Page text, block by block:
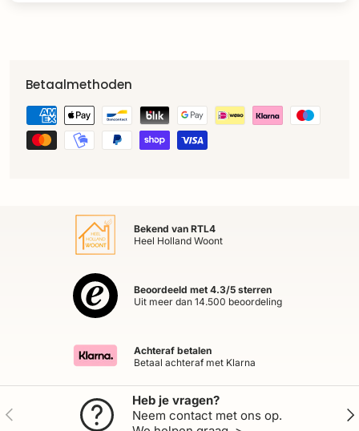
Betaalmethoden
Bekend van RTL4
Heel Holland Woont
Beoordeeld met 4.3/5 sterren
Uit meer dan 14.500 beoordeling
Achteraf betalen
Betaal achteraf met Klarna
Vorige
Heb je vragen?
Neem contact met ons op.